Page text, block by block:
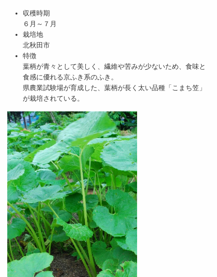
収穫時期
６月～７月
栽培地
北秋田市
特徴
葉柄が青々として美しく、繊維や苦みが少ないため、食味と
食感に優れる京ふき系のふき。
県農業試験場が育成した、葉柄が長く太い品種「こまち笠」
が栽培されている。